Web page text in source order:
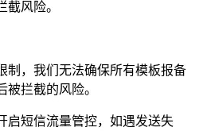
风险。
制，我们无法确保所有模板报备
拦截的风险。
启短信流量管控，如遇发送失